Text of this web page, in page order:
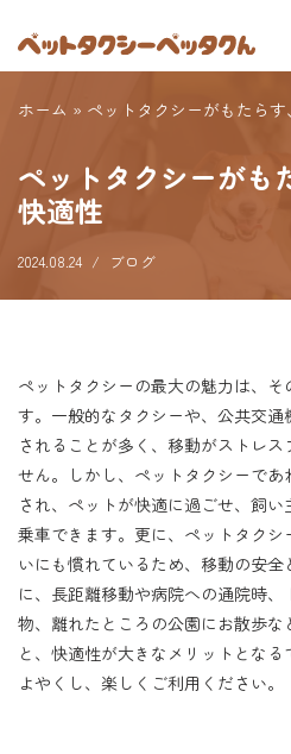
テ
ツ
へ
キ
ッ
ホーム » ペットタクシーがもたら
ペットタクシーがも
快適性
2024.08.24 ブログ
ペットタクシーの最大の魅力は、そ
す。一般的なタクシーや、公共交
されることが多く、移動がストレ
せん。しかし、ペットタクシーで
され、ペットが快適に過ごせ、飼
乗車できます。更に、ペットタク
いにも慣れているため、移動の安
に、長距離移動や病院への通院時
物、離れたところの公園にお散歩
と、快適性が大きなメリットとな
よやくし、楽しくご利用ください。